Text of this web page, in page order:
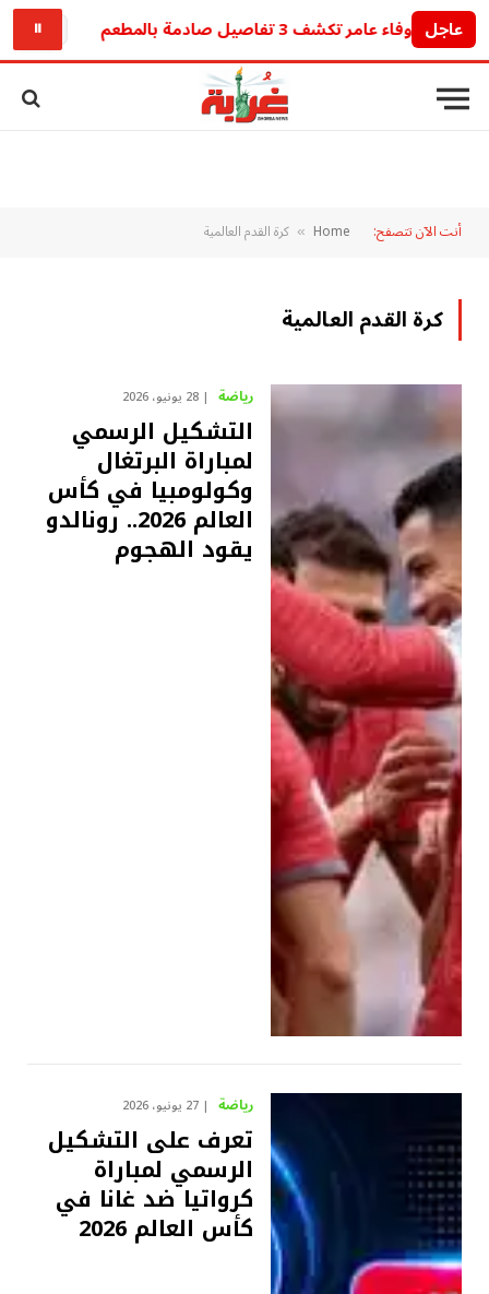
عاجل
وفاء عامر تكشف 3 تفاصيل صادمة بالمطعم سعر حذاء
⏸
أنت الآن تتصفح: Home
» كرة القدم العالمية
كرة القدم العالمية
رياضة 28 يونيو، 2026
التشكيل الرسمي
لمباراة البرتغال
وكولومبيا في كأس
العالم 2026.. رونالدو
يقود الهجوم
رياضة 27 يونيو، 2026
تعرف على التشكيل
الرسمي لمباراة
كرواتيا ضد غانا في
كأس العالم 2026